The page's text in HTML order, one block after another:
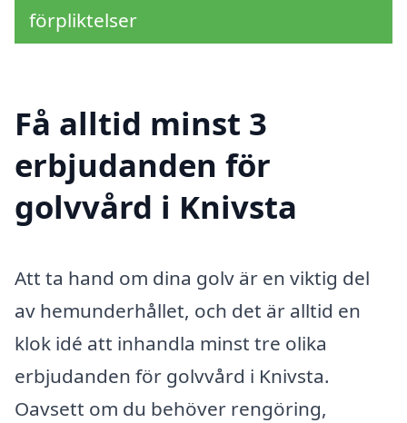
förpliktelser
Få alltid minst 3
erbjudanden för
golvvård i Knivsta
Att ta hand om dina golv är en viktig del
av hemunderhållet, och det är alltid en
klok idé att inhandla minst tre olika
erbjudanden för golvvård i Knivsta.
Oavsett om du behöver rengöring,